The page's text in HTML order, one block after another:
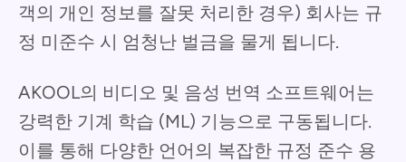
객의 개인 정보를 잘못 처리한 경우) 회사는 규
정 미준수 시 엄청난 벌금을 물게 됩니다.
AKOOL의 비디오 및 음성 번역 소프트웨어는
강력한 기계 학습 (ML) 기능으로 구동됩니다.
이를 통해 다양한 언어의 복잡한 규정 준수 용